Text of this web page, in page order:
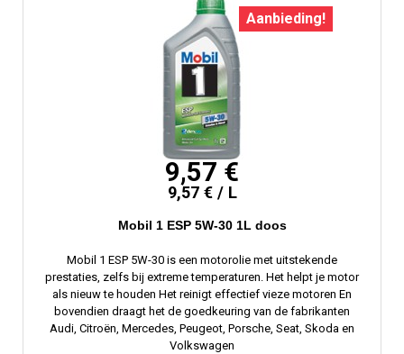
Aanbieding!
9,57 €
9,57 € / L
Mobil 1 ESP 5W-30 1L doos
Mobil 1 ESP 5W-30 is een motorolie met uitstekende
prestaties, zelfs bij extreme temperaturen. Het helpt je motor
als nieuw te houden Het reinigt effectief vieze motoren En
bovendien draagt ​​het de goedkeuring van de fabrikanten
Audi, Citroën, Mercedes, Peugeot, Porsche, Seat, Skoda en
Volkswagen